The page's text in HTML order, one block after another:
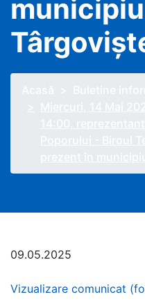
09.05.2025
Vizualizare comunicat